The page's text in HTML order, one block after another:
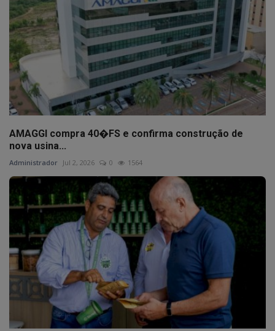
AMAGGI compra 40�FS e confirma construção de
nova usina...
Administrador Jul 2, 2026 0 1564